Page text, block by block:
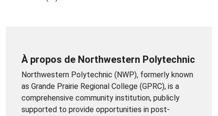
À propos de Northwestern Polytechnic
Northwestern Polytechnic (NWP), formerly known
as Grande Prairie Regional College (GPRC), is a
comprehensive community institution, publicly
supported to provide opportunities in post-